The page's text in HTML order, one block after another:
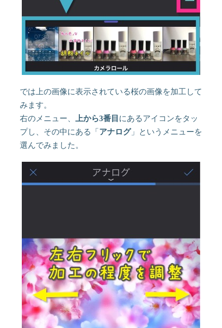
では上の画像に表示されている桜の画像を加工して
みます。
右のメニュー、
上から3番目 にあるアイコンをタッ
プし、その中にある「 アナログ」というメニューを
選んでみました。